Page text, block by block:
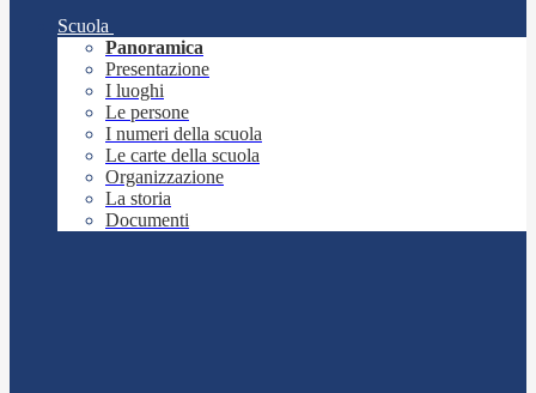
Scuola
Panoramica
Presentazione
I luoghi
Le persone
I numeri della scuola
Le carte della scuola
Organizzazione
La storia
Documenti